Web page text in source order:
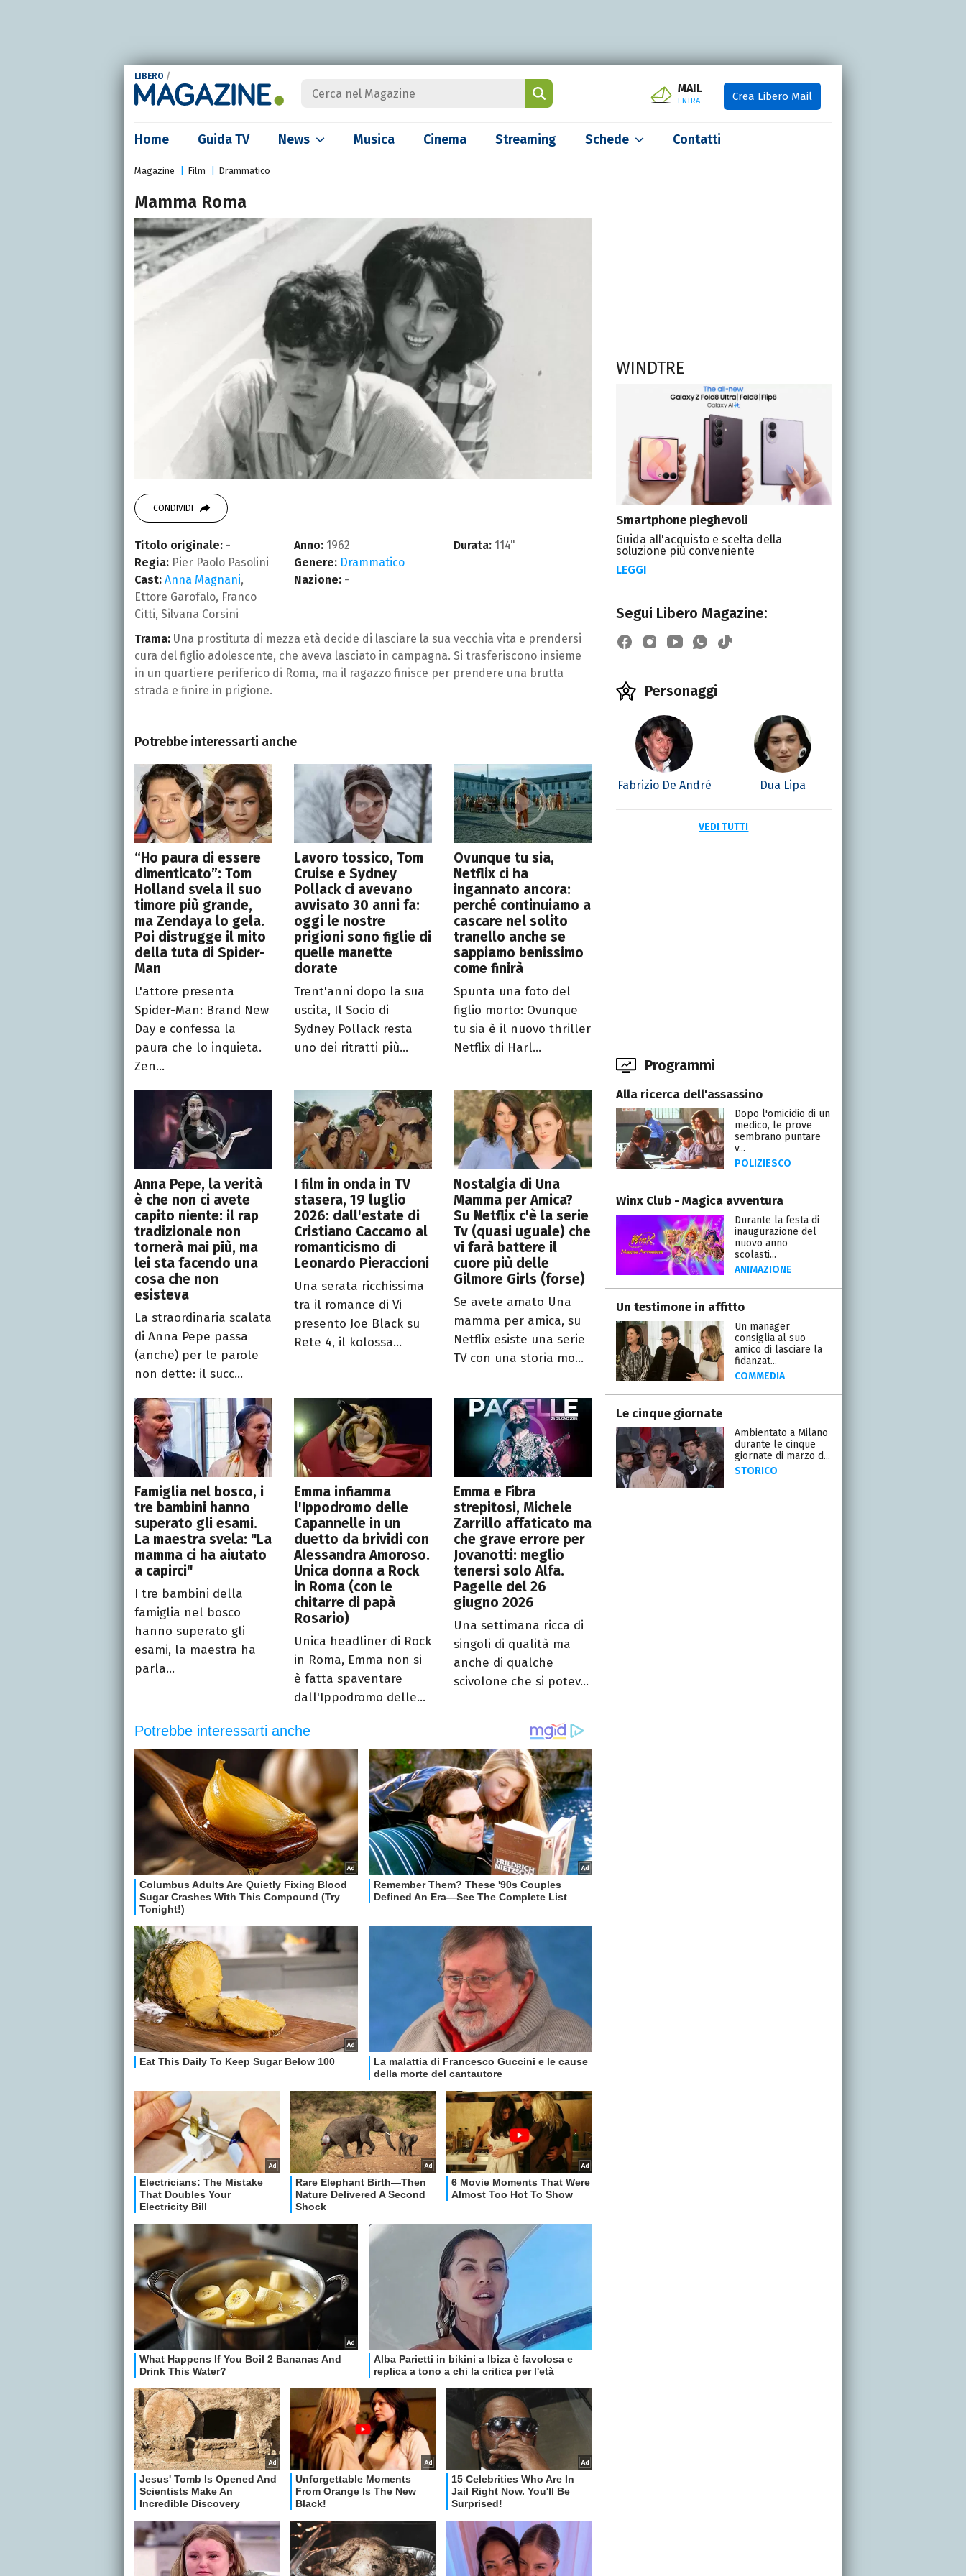
LIBERO /
MAIL
ENTRA Crea Libero Mail
Home Guida TV News Musica Cinema Streaming Schede Contatti
Magazine Film Drammatico
Mamma Roma
CONDIVIDI
Titolo originale: -
Regia: Pier Paolo Pasolini
Cast: Anna Magnani,
Ettore Garofalo, Franco
Citti, Silvana Corsini
Anno: 1962
Genere: Drammatico
Nazione: -
Durata: 114"
Trama: Una prostituta di mezza età decide di lasciare la sua vecchia vita e prendersi
cura del figlio adolescente, che aveva lasciato in campagna. Si trasferiscono insieme
in un quartiere periferico di Roma, ma il ragazzo finisce per prendere una brutta
strada e finire in prigione.
Potrebbe interessarti anche
“Ho paura di essere
dimenticato”: Tom
Holland svela il suo
timore più grande,
ma Zendaya lo gela.
Poi distrugge il mito
della tuta di Spider-
Man
L'attore presenta
Spider-Man: Brand New
Day e confessa la
paura che lo inquieta.
Zen...
Lavoro tossico, Tom
Cruise e Sydney
Pollack ci avevano
avvisato 30 anni fa:
oggi le nostre
prigioni sono figlie di
quelle manette
dorate
Trent'anni dopo la sua
uscita, Il Socio di
Sydney Pollack resta
uno dei ritratti più...
Ovunque tu sia,
Netflix ci ha
ingannato ancora:
perché continuiamo a
cascare nel solito
tranello anche se
sappiamo benissimo
come finirà
Spunta una foto del
figlio morto: Ovunque
tu sia è il nuovo thriller
Netflix di Harl...
Anna Pepe, la verità
è che non ci avete
capito niente: il rap
tradizionale non
tornerà mai più, ma
lei sta facendo una
cosa che non
esisteva
La straordinaria scalata
di Anna Pepe passa
(anche) per le parole
non dette: il succ...
I film in onda in TV
stasera, 19 luglio
2026: dall'estate di
Cristiano Caccamo al
romanticismo di
Leonardo Pieraccioni
Una serata ricchissima
tra il romance di Vi
presento Joe Black su
Rete 4, il kolossa...
Nostalgia di Una
Mamma per Amica?
Su Netflix c'è la serie
Tv (quasi uguale) che
vi farà battere il
cuore più delle
Gilmore Girls (forse)
Se avete amato Una
mamma per amica, su
Netflix esiste una serie
TV con una storia mo...
Famiglia nel bosco, i
tre bambini hanno
superato gli esami.
La maestra svela: "La
mamma ci ha aiutato
a capirci"
I tre bambini della
famiglia nel bosco
hanno superato gli
esami, la maestra ha
parla...
Emma infiamma
l'Ippodromo delle
Capannelle in un
duetto da brividi con
Alessandra Amoroso.
Unica donna a Rock
in Roma (con le
chitarre di papà
Rosario)
Unica headliner di Rock
in Roma, Emma non si
è fatta spaventare
dall'Ippodromo delle...
Emma e Fibra
strepitosi, Michele
Zarrillo affaticato ma
che grave errore per
Jovanotti: meglio
tenersi solo Alfa.
Pagelle del 26
giugno 2026
Una settimana ricca di
singoli di qualità ma
anche di qualche
scivolone che si potev...
WINDTRE
Smartphone pieghevoli
Guida all'acquisto e scelta della
soluzione più conveniente
LEGGI
Segui Libero Magazine:
Personaggi
Fabrizio De André Dua Lipa
VEDI TUTTI
Programmi
Alla ricerca dell'assassino
Dopo l'omicidio di un
medico, le prove
sembrano puntare
v...
POLIZIESCO
Winx Club - Magica avventura
Durante la festa di
inaugurazione del
nuovo anno
scolasti...
ANIMAZIONE
Un testimone in affitto
Un manager
consiglia al suo
amico di lasciare la
fidanzat...
COMMEDIA
Le cinque giornate
Ambientato a Milano
durante le cinque
giornate di marzo d...
STORICO